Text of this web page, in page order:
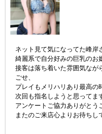
ネット見て気になってた峰岸
綺麗系で自分好みの巨乳のお
接客は落ち着いた雰囲気なが
ごせ、
プレイもメリハリあり最高の
次回も指名しようと思ってま
アンケートご協力ありがとう
またのご来店心よりお待ちし